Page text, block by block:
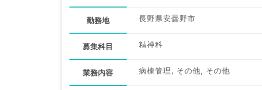
勤務地 長野県安曇野市
募集科目 精神科
業務内容 病棟管理, その他, その他